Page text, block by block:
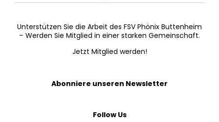
Unterstützen Sie die Arbeit des FSV Phönix Buttenheim
– Werden Sie Mitglied in einer starken Gemeinschaft.
Jetzt Mitglied werden!
Abonniere unseren Newsletter
Follow Us